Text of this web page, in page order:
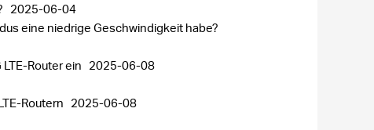
2025-06-04
eine niedrige Geschwindigkeit habe?
Router ein 2025-06-08
Routern 2025-06-08